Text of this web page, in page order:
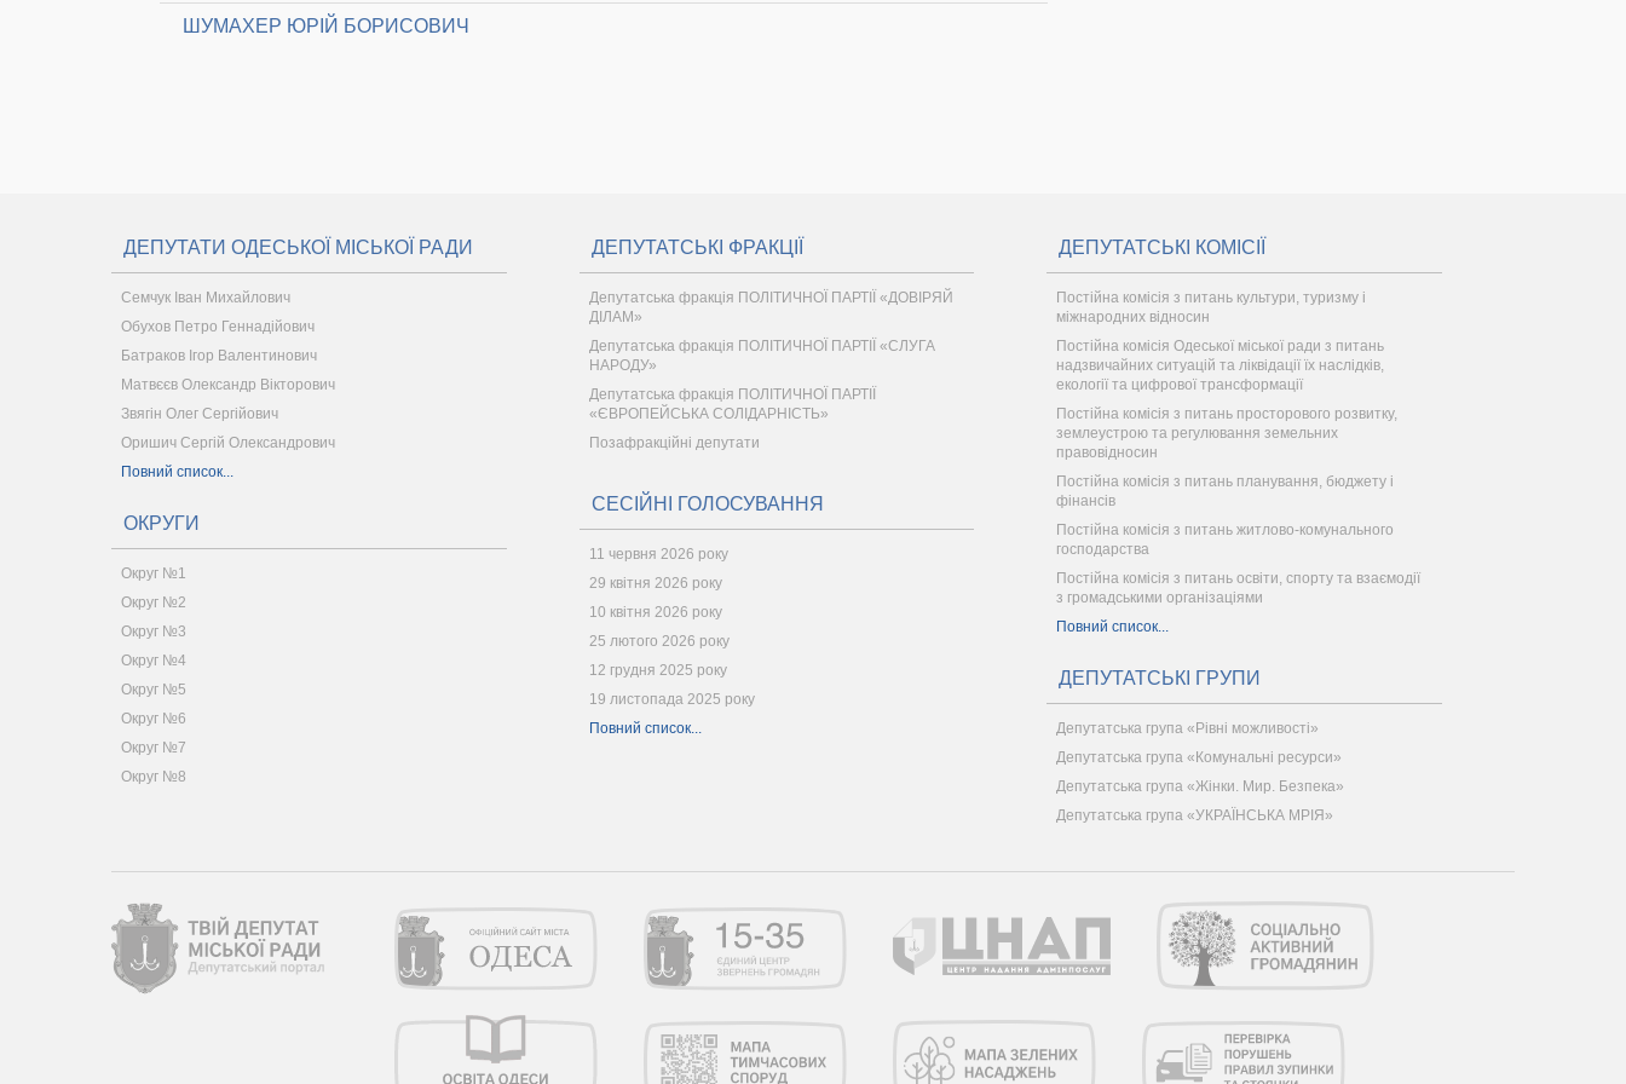
ШУМАХЕР ЮРІЙ БОРИСОВИЧ
ДЕПУТАТИ ОДЕСЬКОЇ МІСЬКОЇ РАДИ
Семчук Іван Михайлович
Обухов Петро Геннадійович
Батраков Ігор Валентинович
Матвєєв Олександр Вікторович
Звягін Олег Сергійович
Оришич Сергій Олександрович
Повний список...
ОКРУГИ
Округ №1
Округ №2
Округ №3
Округ №4
Округ №5
Округ №6
Округ №7
Округ №8
ДЕПУТАТСЬКІ ФРАКЦІЇ
Депутатська фракція ПОЛІТИЧНОЇ ПАРТІЇ «ДОВІРЯЙ
ДІЛАМ»
Депутатська фракція ПОЛІТИЧНОЇ ПАРТІЇ «СЛУГА
НАРОДУ»
Депутатська фракція ПОЛІТИЧНОЇ ПАРТІЇ
«ЄВРОПЕЙСЬКА СОЛІДАРНІСТЬ»
Позафракційні депутати
СЕСІЙНІ ГОЛОСУВАННЯ
11 червня 2026 року
29 квітня 2026 року
10 квітня 2026 року
25 лютого 2026 року
12 грудня 2025 року
19 листопада 2025 року
Повний список...
ДЕПУТАТСЬКІ КОМІСІЇ
Постійна комісія з питань культури, туризму і
міжнародних відносин
Постійна комісія Одеської міської ради з питань
надзвичайних ситуацій та ліквідації їх наслідків,
екології та цифрової трансформації
Постійна комісія з питань просторового розвитку,
землеустрою та регулювання земельних
правовідносин
Постійна комісія з питань планування, бюджету і
фінансів
Постійна комісія з питань житлово-комунального
господарства
Постійна комісія з питань освіти, спорту та взаємодії
з громадськими організаціями
Повний список...
ДЕПУТАТСЬКІ ГРУПИ
Депутатська група «Рівні можливості»
Депутатська група «Комунальні ресурси»
Депутатська група «Жінки. Мир. Безпека»
Депутатська група «УКРАЇНСЬКА МРІЯ»